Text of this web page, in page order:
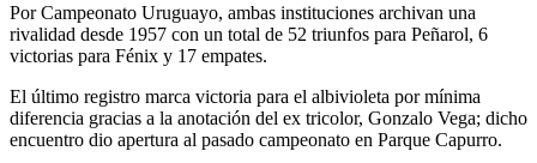
Por Campeonato Uruguayo, ambas instituciones archivan una
rivalidad desde 1957 con un total de 52 triunfos para Peñarol, 6
victorias para Fénix y 17 empates.
El último registro marca victoria para el albivioleta por mínima
diferencia gracias a la anotación del ex tricolor, Gonzalo Vega; dicho
encuentro dio apertura al pasado campeonato en Parque Capurro.